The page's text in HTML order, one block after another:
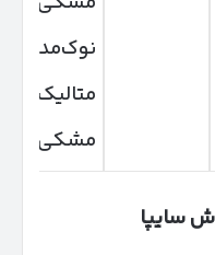
نوک‌مدادی
متالیک،
مشکی
سایپا